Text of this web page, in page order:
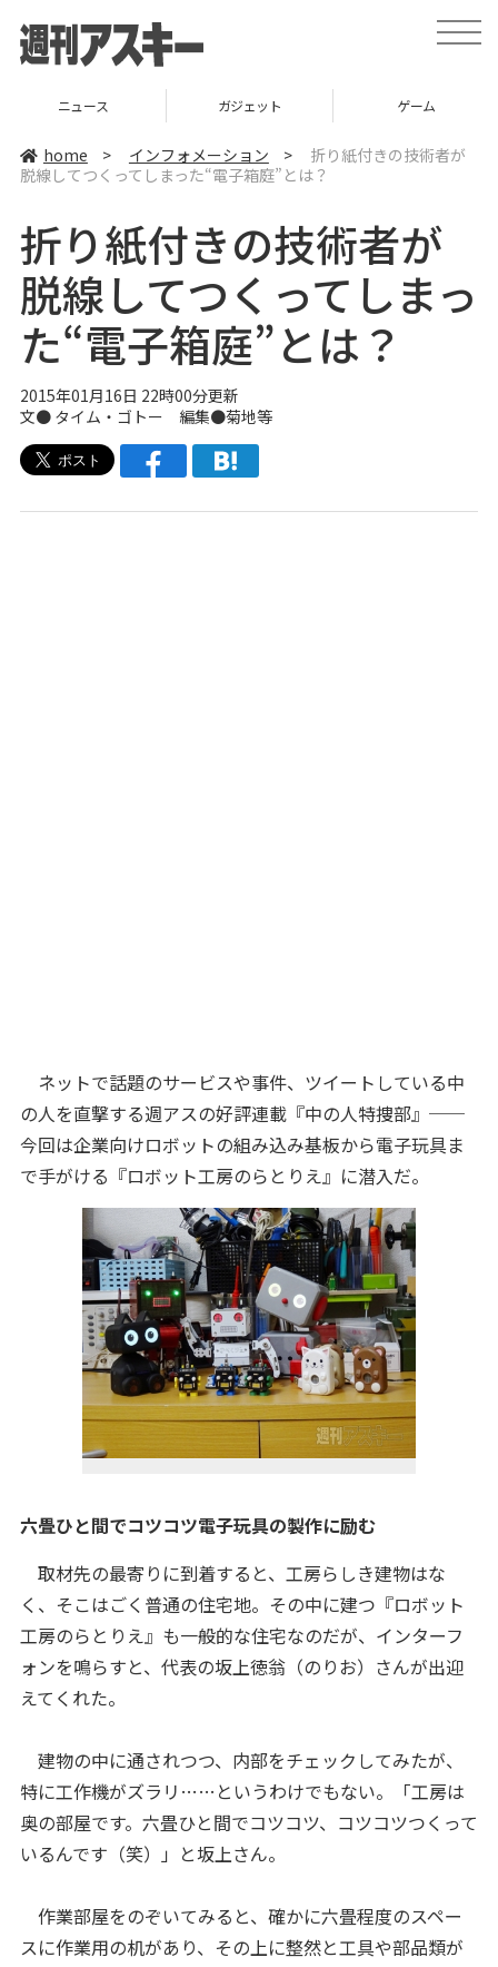
t
o
a
v
ニュース ガジェット ゲーム
home > インフォメーション >
折り紙付きの技術者が
脱線してつくってしまった“電子箱庭”とは？
折り紙付きの技術者が
脱線してつくってしまっ
た“電子箱庭”とは？
2015年01月16日 22時00分更新
文● タイム・ゴトー 編集●菊地等
ネットで話題のサービスや事件、ツイートしている中
の人を直撃する週アスの好評連載『中の人特捜部』──
今回は企業向けロボットの組み込み基板から電子玩具ま
で手がける『ロボット工房のらとりえ』に潜入だ。
六畳ひと間でコツコツ電子玩具の製作に励む
取材先の最寄りに到着すると、工房らしき建物はな
く、そこはごく普通の住宅地。その中に建つ『ロボット
工房のらとりえ』も一般的な住宅なのだが、インターフ
ォンを鳴らすと、代表の坂上徳翁（のりお）さんが出迎
えてくれた。
建物の中に通されつつ、内部をチェックしてみたが、
特に工作機がズラリ……というわけでもない。「工房は
奥の部屋です。六畳ひと間でコツコツ、コツコツつくって
いるんです（笑）」と坂上さん。
作業部屋をのぞいてみると、確かに六畳程度のスペー
スに作業用の机があり、その上に整然と工具や部品類が